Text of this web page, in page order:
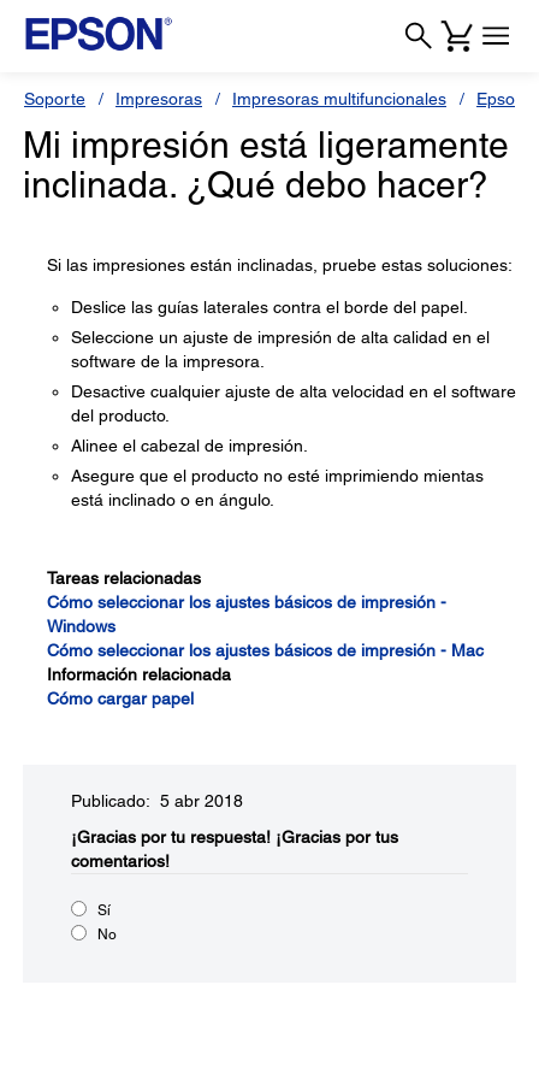
Soporte Impresoras Impresoras multifuncionales Epson L
Mi impresión está ligeramente
inclinada. ¿Qué debo hacer?
Si las impresiones están inclinadas, pruebe estas soluciones:
Deslice las guías laterales contra el borde del papel.
Seleccione un ajuste de impresión de alta calidad en el
software de la impresora.
Desactive cualquier ajuste de alta velocidad en el software
del producto.
Alinee el cabezal de impresión.
Asegure que el producto no esté imprimiendo mientas
está inclinado o en ángulo.
Tareas relacionadas
Cómo seleccionar los ajustes básicos de impresión -
Windows
Cómo seleccionar los ajustes básicos de impresión - Mac
Información relacionada
Cómo cargar papel
Publicado: 5 abr 2018
¡Gracias por tu respuesta! ¡Gracias por tus
comentarios!
Sí
No